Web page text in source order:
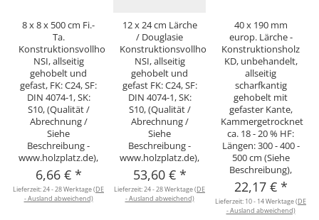
8 x 8 x 500 cm Fi.-
Ta.
Konstruktionsvollholz
NSI, allseitig
gehobelt und
gefast, FK: C24, SF:
DIN 4074-1, SK:
S10, (Qualität /
Abrechnung /
Siehe
Beschreibung -
www.holzplatz.de),
6,66 € *
Lieferzeit:24 - 28 Werktage(DE
- Ausland abweichend)
12 x 24 cm Lärche
/ Douglasie
Konstruktionsvollholz
NSI, allseitig
gehobelt und
gefast FK: C24, SF:
DIN 4074-1, SK:
S10, (Qualität /
Abrechnung /
Siehe
Beschreibung -
www.holzplatz.de),
53,60 € *
Lieferzeit:24 - 28 Werktage(DE
- Ausland abweichend)
40 x 190 mm
europ. Lärche -
Konstruktionsholz
KD, unbehandelt,
allseitig
scharfkantig
gehobelt mit
gefaster Kante,
Kammergetrocknet
ca. 18 - 20 % HF:
Längen: 300 - 400 -
500 cm (Siehe
Beschreibung),
22,17 € *
Lieferzeit: 10 - 14 Werktage(DE
- Ausland abweichend)